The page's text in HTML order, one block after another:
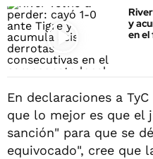
y
en
En declaraciones a
que lo mejor es que el
sanción" para que se
equivocado", cree que